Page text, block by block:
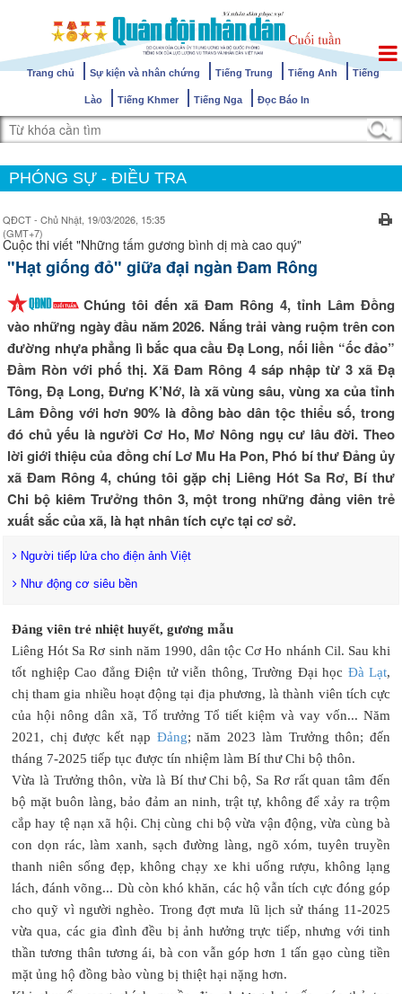
Trang chủ Sự kiện và nhân chứng Tiếng Trung Tiếng Anh Tiếng
Lào Tiếng Khmer Tiếng Nga Đọc Báo In
PHÓNG SỰ - ĐIỀU TRA
QĐCT - Chủ Nhật, 19/03/2026, 15:35
(GMT+7)
Cuộc thi viết "Những tấm gương bình dị mà cao quý"
"Hạt giống đỏ" giữa đại ngàn Đam Rông
Chúng tôi đến xã Đam Rông 4, tỉnh Lâm Đồng
vào những ngày đầu năm 2026. Nắng trải vàng ruộm trên con
đường nhựa phẳng lì bắc qua cầu Đạ Long, nối liền “ốc đảo”
Đầm Ròn với phố thị. Xã Đam Rông 4 sáp nhập từ 3 xã Đạ
Tông, Đạ Long, Đưng K’Nớ, là xã vùng sâu, vùng xa của tỉnh
Lâm Đồng với hơn 90% là đồng bào dân tộc thiểu số, trong
đó chủ yếu là người Cơ Ho, Mơ Nông ngụ cư lâu đời. Theo
lời giới thiệu của đồng chí Lơ Mu Ha Pon, Phó bí thư Đảng ủy
xã Đam Rông 4, chúng tôi gặp chị Liêng Hót Sa Rơ, Bí thư
Chi bộ kiêm Trưởng thôn 3, một trong những đảng viên trẻ
xuất sắc của xã, là hạt nhân tích cực tại cơ sở.
Người tiếp lửa cho điện ảnh Việt
Như động cơ siêu bền
Đảng viên trẻ nhiệt huyết, gương mẫu
Liêng Hót Sa Rơ sinh năm 1990, dân tộc Cơ Ho nhánh Cil. Sau khi
tốt nghiệp Cao đẳng Điện tử viễn thông, Trường Đại học Đà Lạt,
chị tham gia nhiều hoạt động tại địa phương, là thành viên tích cực
của hội nông dân xã, Tổ trưởng Tổ tiết kiệm và vay vốn... Năm
2021, chị được kết nạp Đảng; năm 2023 làm Trưởng thôn; đến
tháng 7-2025 tiếp tục được tín nhiệm làm Bí thư Chi bộ thôn.
Vừa là Trưởng thôn, vừa là Bí thư Chi bộ, Sa Rơ rất quan tâm đến
bộ mặt buôn làng, bảo đảm an ninh, trật tự, không để xảy ra trộm
cắp hay tệ nạn xã hội. Chị cùng chi bộ vừa vận động, vừa cùng bà
con dọn rác, làm xanh, sạch đường làng, ngõ xóm, tuyên truyền
thanh niên sống đẹp, không chạy xe khi uống rượu, không lạng
lách, đánh võng... Dù còn khó khăn, các hộ vẫn tích cực đóng góp
cho quỹ vì người nghèo. Trong đợt mưa lũ lịch sử tháng 11-2025
vừa qua, các gia đình đều bị ảnh hưởng trực tiếp, nhưng với tinh
thần tương thân tương ái, bà con vẫn góp hơn 1 tấn gạo cùng tiền
mặt ủng hộ đồng bào vùng bị thiệt hại nặng hơn.